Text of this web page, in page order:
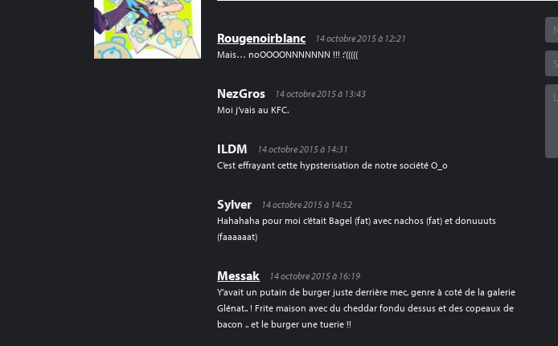
Rougenoirblanc
14 octobre 2015 à 12:21
Mais… noOOOONNNNNNN !!! :'(((((
NezGros
14 octobre 2015 à 13:43
Moi j’vais au KFC.
ILDM
14 octobre 2015 à 14:31
C’est effrayant cette hypsterisation de notre société O_o
Sylver
14 octobre 2015 à 14:52
Hahahaha pour moi c’était Bagel (fat) avec nachos (fat) et donuuuts
(faaaaaat)
Messak
14 octobre 2015 à 16:19
Y’avait un putain de burger juste derrière mec, genre à coté de la galerie
Glénat.. ! Frite maison avec du cheddar fondu dessus et des copeaux de
bacon .. et le burger une tuerie !!